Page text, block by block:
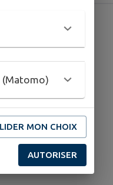
(Matomo)
MON CHOIX
AUTORISER